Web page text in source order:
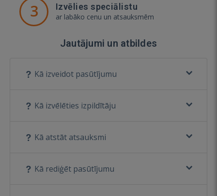
3 Izvēlies speciālistu
ar labāko cenu un atsauksmēm
Jautājumi un atbildes
Kā izveidot pasūtījumu
Kā izvēlēties izpildītāju
Kā atstāt atsauksmi
Kā rediģēt pasūtījumu